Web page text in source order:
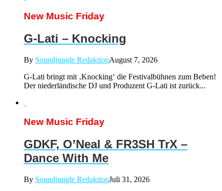
New Music Friday
G-Lati – Knocking
By Soundjungle RedaktionAugust 7, 2026
G-Lati bringt mit ‚Knocking‘ die Festivalbühnen zum Beben!
Der niederländische DJ und Produzent G-Lati ist zurück...
New Music Friday
GDKF, O’Neal & FR3SH TrX –
Dance With Me
By Soundjungle RedaktionJuli 31, 2026